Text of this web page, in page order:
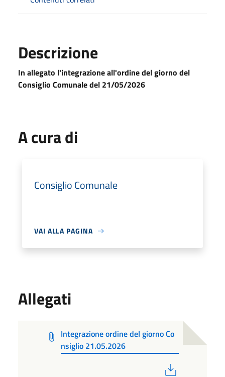
Descrizione
In allegato l'integrazione all'ordine del giorno del
Consiglio Comunale del 21/05/2026
A cura di
Consiglio Comunale
VAI ALLA PAGINA
Allegati
Integrazione ordine del giorno Co
nsiglio 21.05.2026